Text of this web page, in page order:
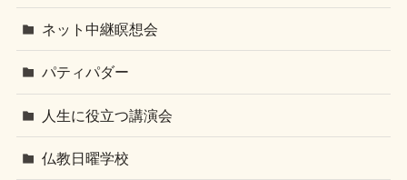
ネット中継瞑想会
パティパダー
人生に役立つ講演会
仏教日曜学校